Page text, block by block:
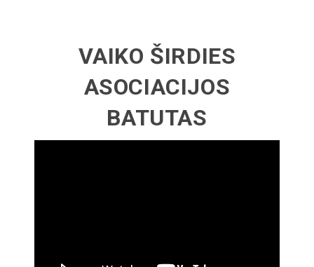
VAIKO ŠIRDIES
ASOCIACIJOS
BATUTAS